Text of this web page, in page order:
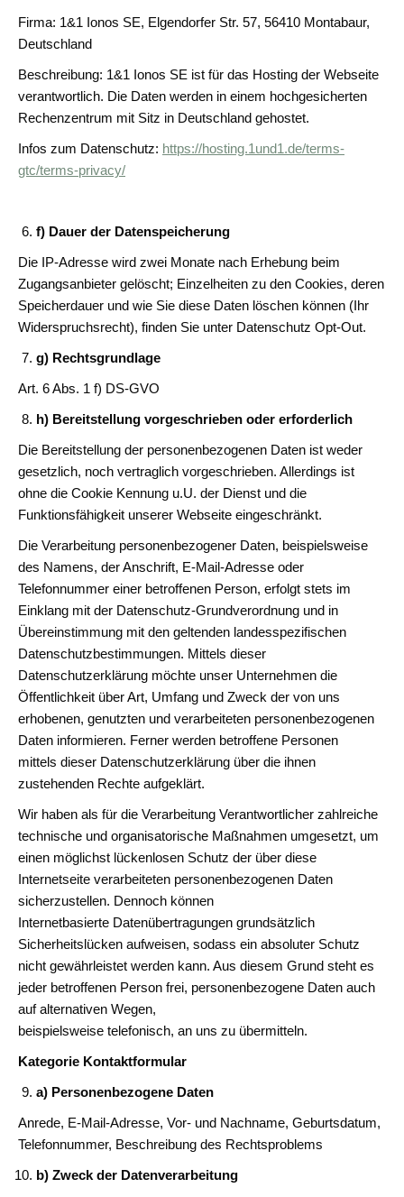
Firma: 1&1 Ionos SE, Elgendorfer Str. 57, 56410 Montabaur,
Deutschland
Beschreibung: 1&1 Ionos SE ist für das Hosting der Webseite
verantwortlich. Die Daten werden in einem hochgesicherten
Rechenzentrum mit Sitz in Deutschland gehostet.
Infos zum Datenschutz: https://hosting.1und1.de/terms-
gtc/terms-privacy/
f) Dauer der Datenspeicherung
Die IP-Adresse wird zwei Monate nach Erhebung beim
Zugangsanbieter gelöscht; Einzelheiten zu den Cookies, deren
Speicherdauer und wie Sie diese Daten löschen können (Ihr
Widerspruchsrecht), finden Sie unter Datenschutz Opt-Out.
g) Rechtsgrundlage
Art. 6 Abs. 1 f) DS-GVO
h) Bereitstellung vorgeschrieben oder erforderlich
Die Bereitstellung der personenbezogenen Daten ist weder
gesetzlich, noch vertraglich vorgeschrieben. Allerdings ist
ohne die Cookie Kennung u.U. der Dienst und die
Funktionsfähigkeit unserer Webseite eingeschränkt.
Die Verarbeitung personenbezogener Daten, beispielsweise
des Namens, der Anschrift, E-Mail-Adresse oder
Telefonnummer einer betroffenen Person, erfolgt stets im
Einklang mit der Datenschutz-Grundverordnung und in
Übereinstimmung mit den geltenden landesspezifischen
Datenschutzbestimmungen. Mittels dieser
Datenschutzerklärung möchte unser Unternehmen die
Öffentlichkeit über Art, Umfang und Zweck der von uns
erhobenen, genutzten und verarbeiteten personenbezogenen
Daten informieren. Ferner werden betroffene Personen
mittels dieser Datenschutzerklärung über die ihnen
zustehenden Rechte aufgeklärt.
Wir haben als für die Verarbeitung Verantwortlicher zahlreiche
technische und organisatorische Maßnahmen umgesetzt, um
einen möglichst lückenlosen Schutz der über diese
Internetseite verarbeiteten personenbezogenen Daten
sicherzustellen. Dennoch können
Internetbasierte Datenübertragungen grundsätzlich
Sicherheitslücken aufweisen, sodass ein absoluter Schutz
nicht gewährleistet werden kann. Aus diesem Grund steht es
jeder betroffenen Person frei, personenbezogene Daten auch
auf alternativen Wegen,
beispielsweise telefonisch, an uns zu übermitteln.
Kategorie Kontaktformular
a) Personenbezogene Daten
Anrede, E-Mail-Adresse, Vor- und Nachname, Geburtsdatum,
Telefonnummer, Beschreibung des Rechtsproblems
b) Zweck der Datenverarbeitung